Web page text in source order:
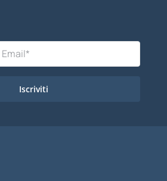
Iscriviti